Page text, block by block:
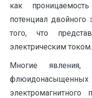
как
потенциал двойного
того, что
электрическим током.
Многие явления,